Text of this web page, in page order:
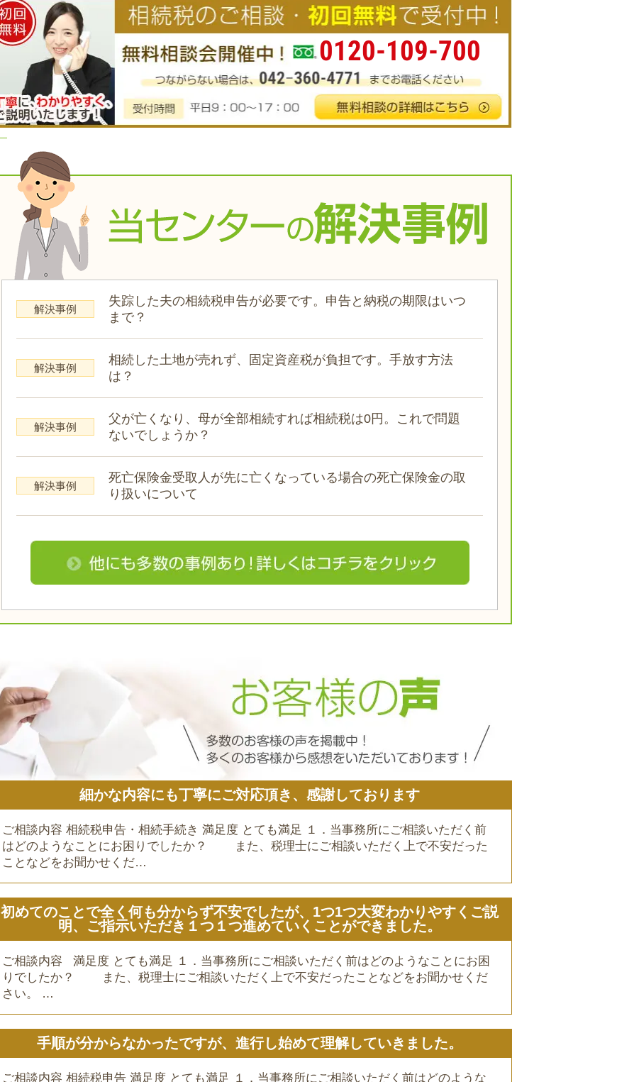
0120-109-700
解決事例
失踪した夫の相続税申告が必要です。申告と納税の期限はいつ
まで？
解決事例
相続した土地が売れず、固定資産税が負担です。手放す方法
は？
解決事例
父が亡くなり、母が全部相続すれば相続税は0円。これで問題
ないでしょうか？
解決事例
死亡保険金受取人が先に亡くなっている場合の死亡保険金の取
り扱いについて
細かな内容にも丁寧にご対応頂き、感謝しております
ご相談内容 相続税申告・相続手続き 満足度 とても満足 １．当事務所にご相談いただく前
はどのようなことにお困りでしたか？ また、税理士にご相談いただく上で不安だった
ことなどをお聞かせくだ…
初めてのことで全く何も分からず不安でしたが、1つ1つ大変わかりやすくご説
明、ご指示いただき１つ１つ進めていくことができました。
ご相談内容 満足度 とても満足 １．当事務所にご相談いただく前はどのようなことにお困
りでしたか？ また、税理士にご相談いただく上で不安だったことなどをお聞かせくだ
さい。 …
手順が分からなかったですが、進行し始めて理解していきました。
ご相談内容 相続税申告 満足度 とても満足 １．当事務所にご相談いただく前はどのような